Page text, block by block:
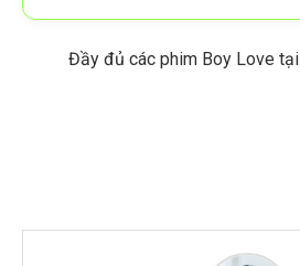
Đầy đủ các phim Boy Love tại